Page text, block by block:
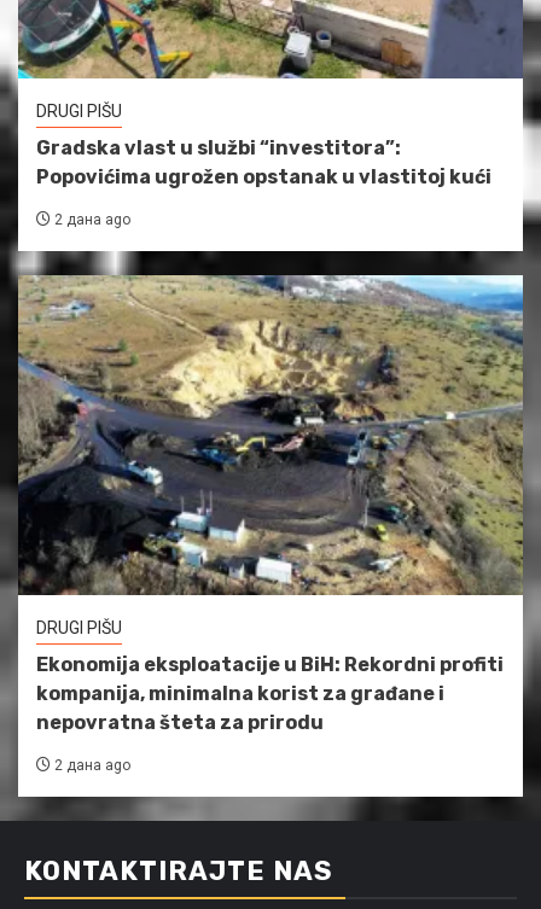
DRUGI PIŠU
Gradska vlast u službi “investitora”:
Popovićima ugrožen opstanak u vlastitoj kući
2 дана ago
DRUGI PIŠU
Ekonomija eksploatacije u BiH: Rekordni profiti
kompanija, minimalna korist za građane i
nepovratna šteta za prirodu
2 дана ago
KONTAKTIRAJTE NAS